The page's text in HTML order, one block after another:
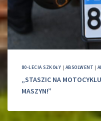
80-LECIA SZKOŁY | ABSOLWENT |
„STASZIC NA
MASZYN!”